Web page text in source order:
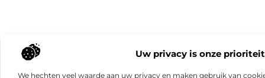
Uw privacy is onze prioriteit
We hechten veel waarde aan uw privacy en maken gebruik van